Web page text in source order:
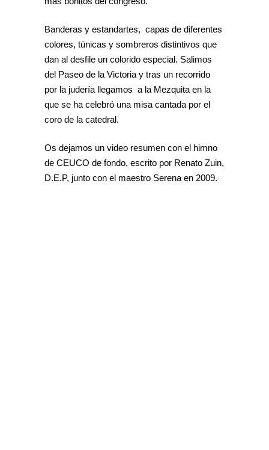
Banderas y estandartes, capas de diferentes
colores, túnicas y sombreros distintivos que
dan al desfile un colorido especial. Salimos
del Paseo de la Victoria y tras un recorrido
por la judería llegamos a la Mezquita en la
que se ha celebró una misa cantada por el
coro de la catedral.
Os dejamos un video resumen con el himno
de CEUCO de fondo, escrito por Renato Zuin,
D.E.P, junto con el maestro Serena en 2009.